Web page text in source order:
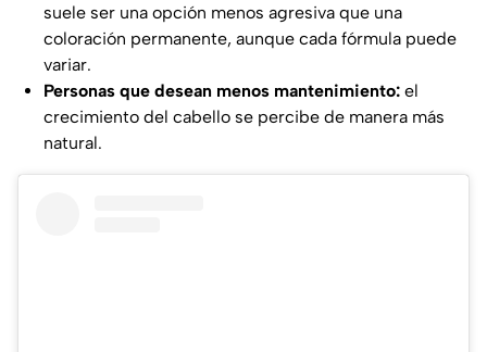
suele ser una opción menos agresiva que una
coloración permanente, aunque cada fórmula puede
variar.
Personas que desean menos mantenimiento: el
crecimiento del cabello se percibe de manera más
natural.